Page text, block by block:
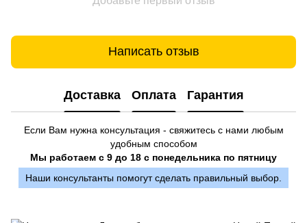
Написать отзыв
Доставка Оплата Гарантия
Если Вам нужна консультация - свяжитесь с нами любым
удобным способом
Мы работаем с 9 до 18 с понедельника по пятницу
Наши консультанты помогут сделать правильный выбор.